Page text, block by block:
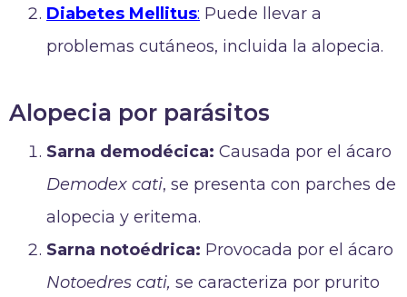
Diabetes Mellitus: Puede llevar a
problemas cutáneos, incluida la alopecia.
Alopecia por parásitos
Sarna demodécica: Causada por el ácaro
Demodex cati, se presenta con parches de
alopecia y eritema.
Sarna notoédrica: Provocada por el ácaro
Notoedres cati, se caracteriza por prurito